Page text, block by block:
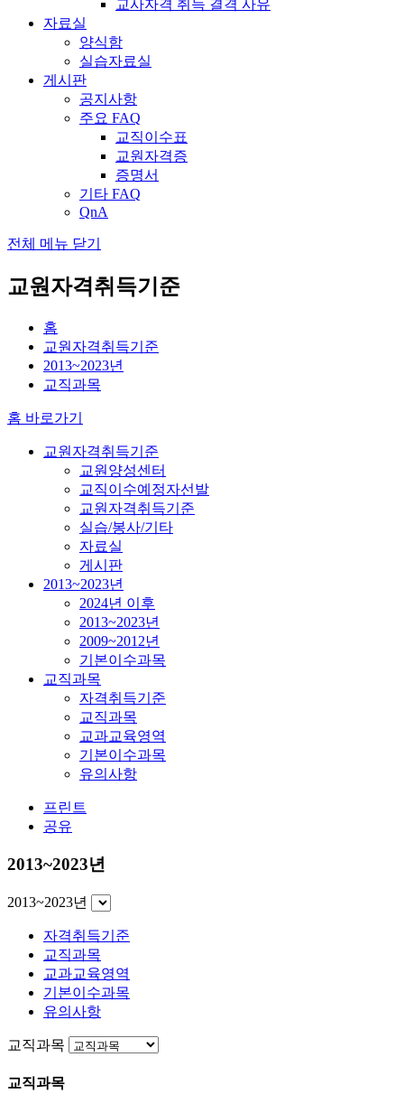
교사자격 취득 결격 사유
자료실
양식함
실습자료실
게시판
공지사항
주요 FAQ
교직이수표
교원자격증
증명서
기타 FAQ
QnA
전체 메뉴 닫기
교원자격취득기준
홈
교원자격취득기준
2013~2023년
교직과목
홈 바로가기
교원자격취득기준
교원양성센터
교직이수예정자선발
교원자격취득기준
실습/봉사/기타
자료실
게시판
2013~2023년
2024년 이후
2013~2023년
2009~2012년
기본이수과목
교직과목
자격취득기준
교직과목
교과교육영역
기본이수과목
유의사항
프린트
공유
2013~2023년
2013~2023년
자격취득기준
교직과목
교과교육영역
기본이수과목
유의사항
교직과목
교직과목